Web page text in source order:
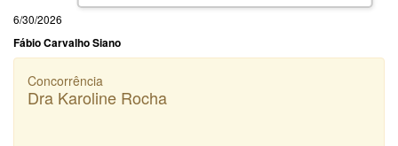
6/30/2026
Fábio Carvalho Siano
Concorrência
Dra Karoline Rocha